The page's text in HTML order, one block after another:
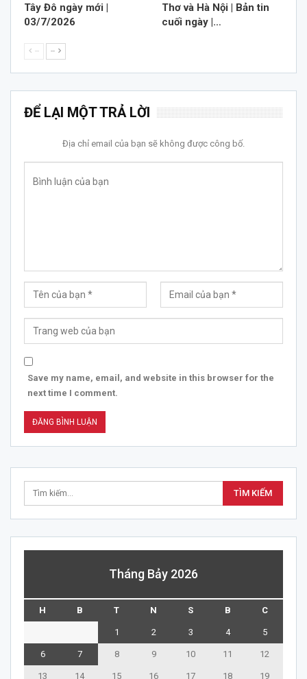
Tây Đô ngày mới |
03/7/2026
Thơ và Hà Nội | Bản tin
cuối ngày |…
-- --
ĐỂ LẠI MỘT TRẢ LỜI
Địa chỉ email của bạn sẽ không được công bố.
Save my name, email, and website in this browser for the
next time I comment.
Tháng Bảy 2026
H B T N S B C
1 2 3 4 5
6 7 8 9 10 11 12
13 14 15 16 17 18 19